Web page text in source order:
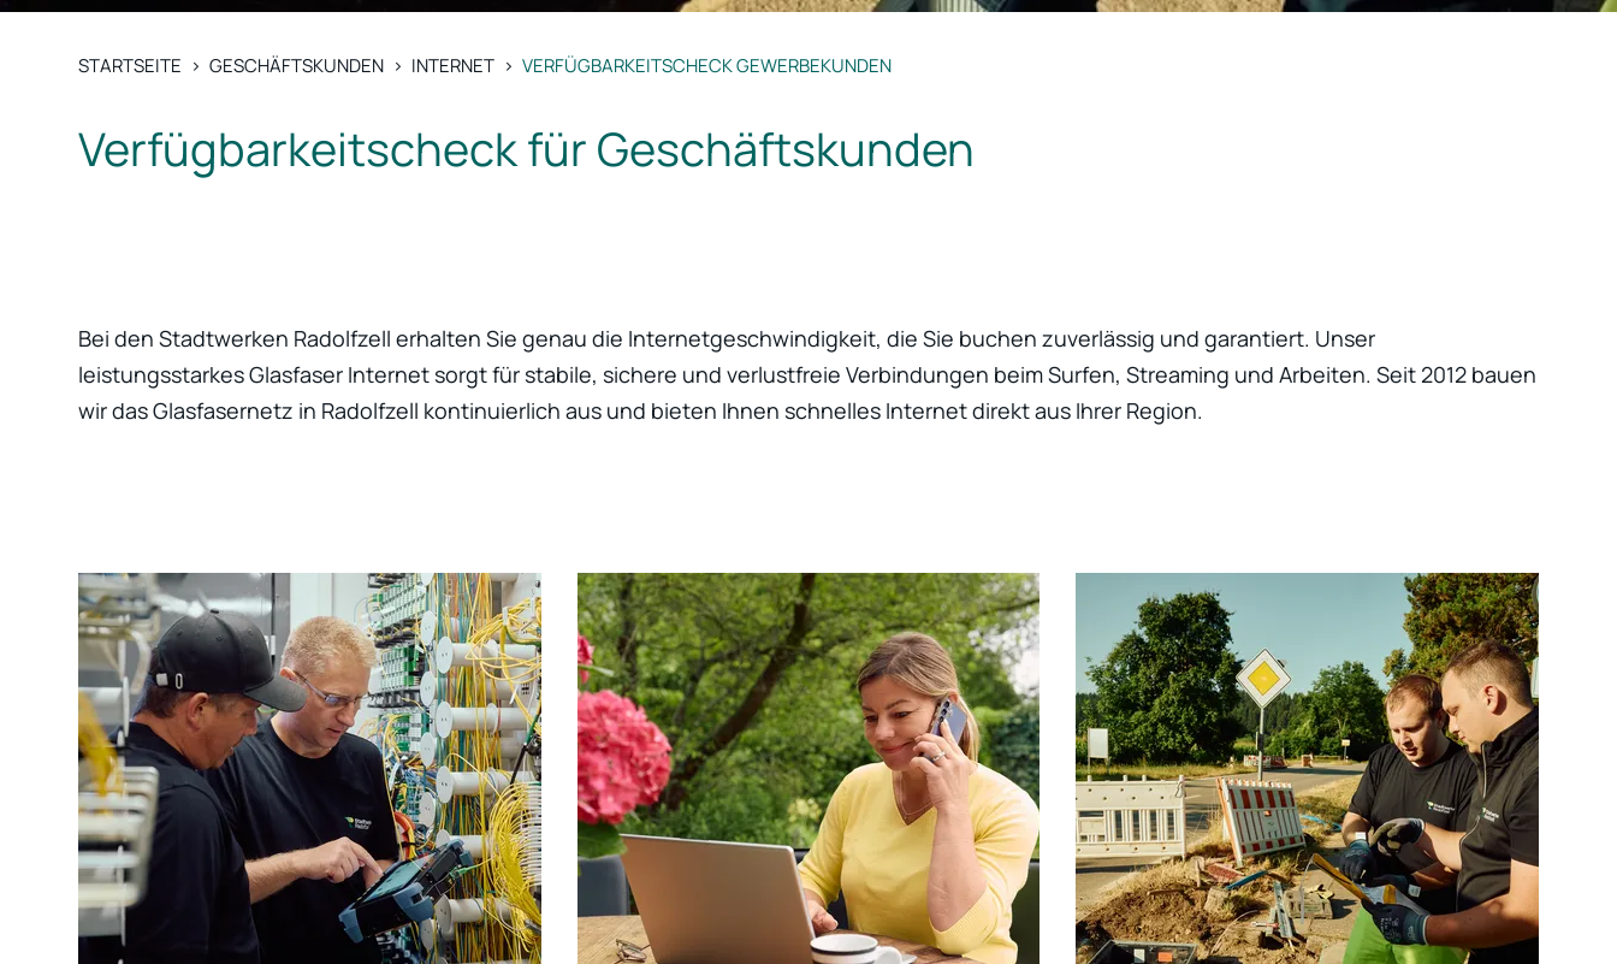
STARTSEITE > GESCHÄFTSKUNDEN > INTERNET > VERFÜGBARKEITSCHECK GEWERBEKUNDEN
Verfügbarkeitscheck für Geschäftskunden
Bei den Stadtwerken Radolfzell erhalten Sie genau die Internetgeschwindigkeit, die Sie buchen zuverlässig und garantiert. Unser
leistungsstarkes Glasfaser Internet sorgt für stabile, sichere und verlustfreie Verbindungen beim Surfen, Streaming und Arbeiten. Seit 2012 bauen
wir das Glasfasernetz in Radolfzell kontinuierlich aus und bieten Ihnen schnelles Internet direkt aus Ihrer Region.